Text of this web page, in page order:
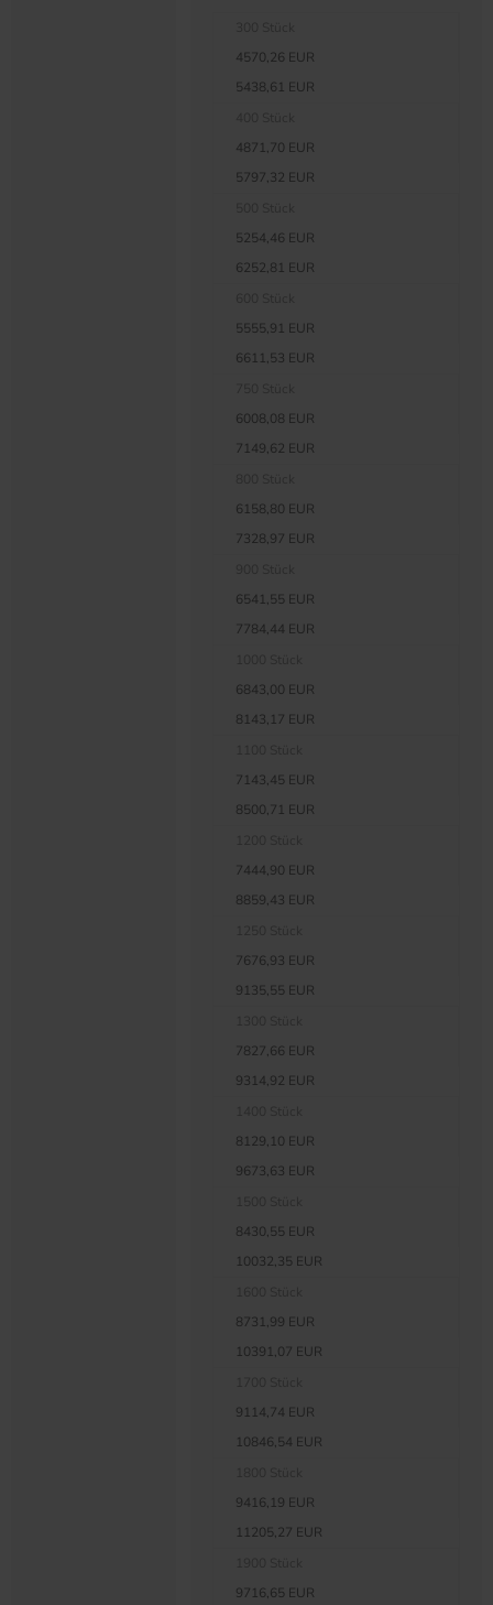
4570,26 EUR
5438,61 EUR
4871,70 EUR
5797,32 EUR
5254,46 EUR
6252,81 EUR
5555,91 EUR
6611,53 EUR
6008,08 EUR
7149,62 EUR
6158,80 EUR
7328,97 EUR
6541,55 EUR
7784,44 EUR
6843,00 EUR
8143,17 EUR
7143,45 EUR
8500,71 EUR
7444,90 EUR
8859,43 EUR
7676,93 EUR
9135,55 EUR
7827,66 EUR
9314,92 EUR
8129,10 EUR
9673,63 EUR
8430,55 EUR
10032,35 EUR
8731,99 EUR
10391,07 EUR
9114,74 EUR
10846,54 EUR
9416,19 EUR
11205,27 EUR
9716,65 EUR